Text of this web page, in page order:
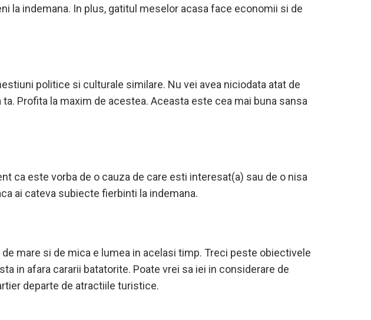
la indemana. In plus, gatitul meselor acasa face economii si de
politice si culturale similare. Nu vei avea niciodata atat de
Profita la maxim de acestea. Aceasta este cea mai buna sansa
ca este vorba de o cauza de care esti interesat(a) sau de o nisa
ai cateva subiecte fierbinti la indemana.
mare si de mica e lumea in acelasi timp. Treci peste obiectivele
in afara cararii batatorite. Poate vrei sa iei in considerare de
departe de atractiile turistice.